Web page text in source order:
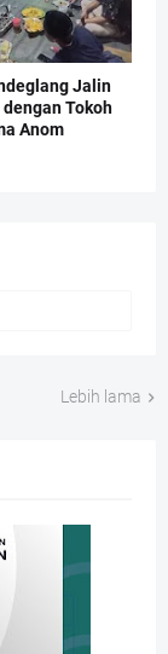
Jalin
Tokoh
Anom
Lebih lama